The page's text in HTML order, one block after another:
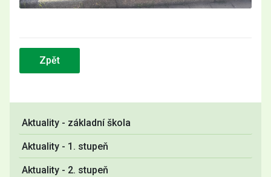
Aktuality - základní škola
Aktuality - 1. stupeň
Aktuality - 2. stupeň
Zpět